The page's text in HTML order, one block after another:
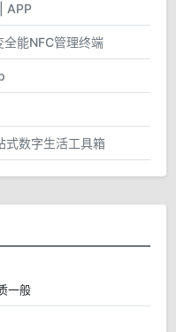
APP
能NFC管理终端
数字生活工具箱
一般